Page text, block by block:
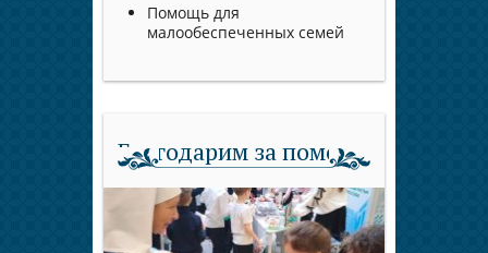
Помощь для
малообеспеченных семей
Благодарим за помощь